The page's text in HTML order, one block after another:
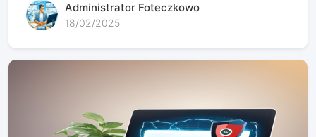
Administrator Foteczkowo
18/02/2025